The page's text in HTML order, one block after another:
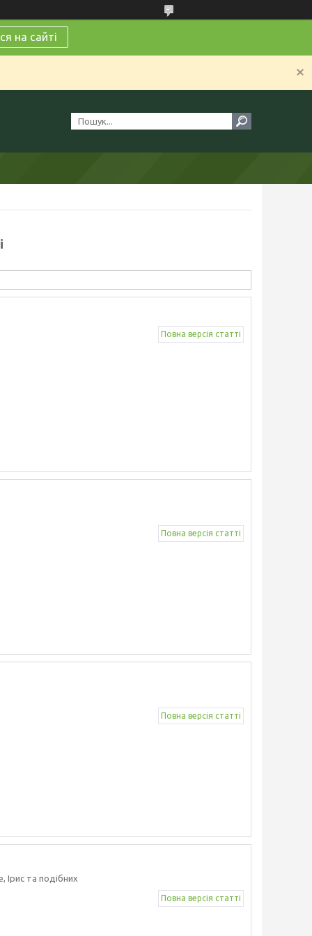
на сайті
Повна версія статті
Повна версія статті
Повна версія статті
Ірис та подібних
Повна версія статті